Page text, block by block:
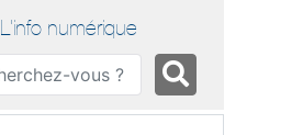
L'info numérique